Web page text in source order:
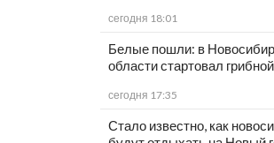
сегодня 18:01
Белые пошли: в
области стартовал
сегодня 17:35
Стало известно, как